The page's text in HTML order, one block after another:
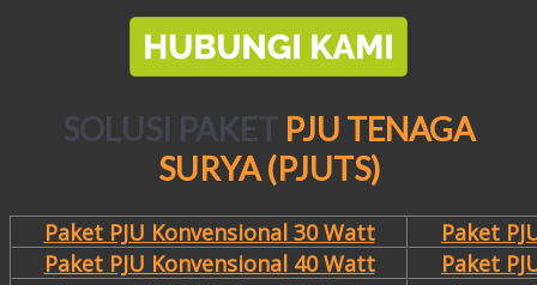
SOLUSI PAKET PJU TENAGA
SURYA (PJUTS)
Paket PJU Konvensional 30 Watt
Paket
Paket PJU Konvensional 40 Watt
Paket